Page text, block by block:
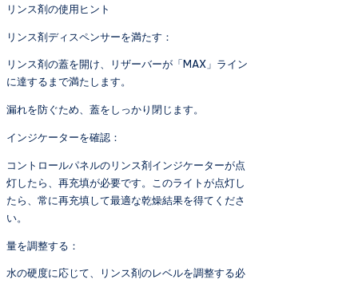
リンス剤の使用ヒント
リンス剤ディスペンサーを満たす：
リンス剤の蓋を開け、リザーバーが「MAX」ライン
に達するまで満たします。
漏れを防ぐため、蓋をしっかり閉じます。
インジケーターを確認：
コントロールパネルのリンス剤インジケーターが点
灯したら、再充填が必要です。このライトが点灯し
たら、常に再充填して最適な乾燥結果を得てくださ
い。
量を調整する：
水の硬度に応じて、リンス剤のレベルを調整する必